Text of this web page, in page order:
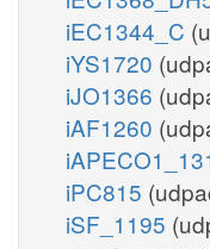
iEC1344_C
iYS1720
iJO1366
iAF1260
iPC815
iSF_1195